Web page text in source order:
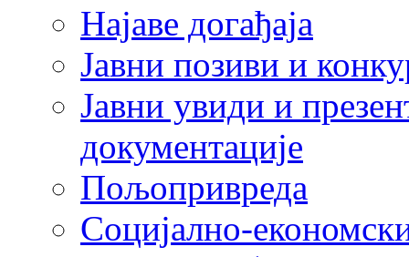
Најаве догађаја
Јавни позиви и
Јавни увиди и
документације
Пољопривреда
Социјално-